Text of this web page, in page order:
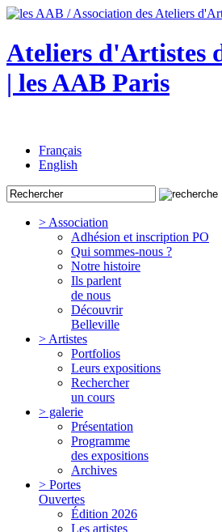
Ateliers d'Artistes
| les AAB Paris
Français
English
> Association
Adhésion et inscription PO
Qui sommes-nous ?
Notre histoire
Ils parlent
de nous
Découvrir
Belleville
> Artistes
Portfolios
Leurs expositions
Rechercher
un cours
> galerie
Présentation
Programme
des expositions
Archives
> Portes
Ouvertes
Édition 2026
Les artistes